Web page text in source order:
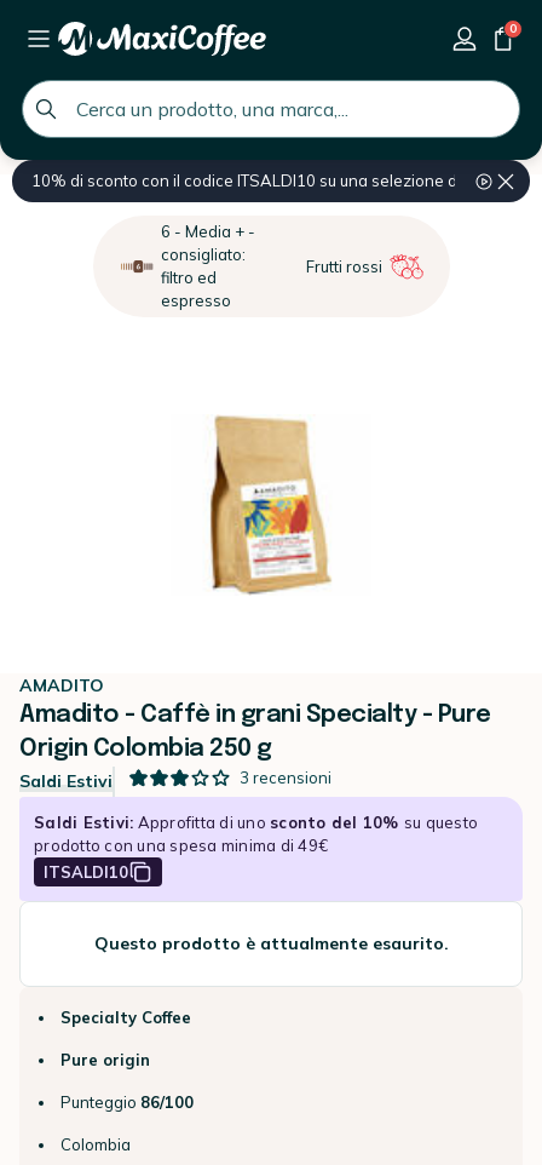
global.search.placeholder
0
10% di sconto con il codice ITSALDI10 su una selezione di prodotti
Home Caffè Caffè in grani
6 - Media + -
consigliato:
filtro ed
espresso
Frutti rossi
AMADITO
Amadito - Caffè in grani Specialty - Pure
Origin Colombia 250 g
Saldi Estivi 3 recensioni
Saldi Estivi: Approfitta di uno sconto del 10% su questo
prodotto con una spesa minima di 49€
ITSALDI10
Questo prodotto è attualmente esaurito.
Specialty Coffee
Pure origin
Punteggio 86/100
Colombia